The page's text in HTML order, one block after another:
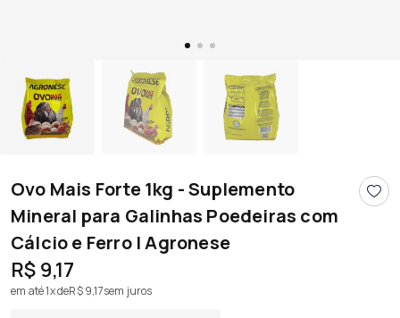
Ovo Mais Forte 1kg - Suplemento
Mineral para Galinhas Poedeiras com
Cálcio e Ferro | Agronese
R$ 9,17
em até 1x deR$ 9,17sem juros